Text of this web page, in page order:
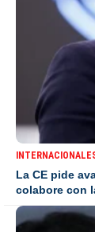
La CE pide
colabore con